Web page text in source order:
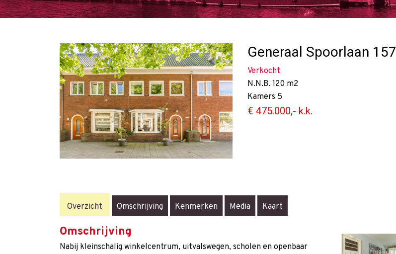
Generaal Spoorlaan 157
Verkocht
N.N.B. 120 m2
Kamers 5
€ 475.000,- k.k.
Overzicht Omschrijving Kenmerken Media Kaart
Omschrijving
Nabij kleinschalig winkelcentrum, uitvalswegen, scholen en openbaar